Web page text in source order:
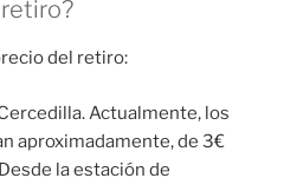
del retiro:
Actualmente, los
aproximadamente, de 3€
la estación de